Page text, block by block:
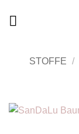
STOFFE /